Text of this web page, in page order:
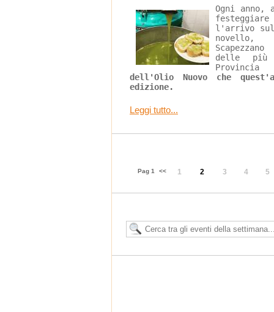
Ogni
l'arrivo
novello,
delle più
Provincia
dell'Olio Nuovo che
edizione.
Leggi tutto...
Pag 1 << 1 2 3 4 5